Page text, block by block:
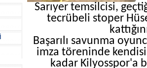
Sarıyer temsilcisi,
tecrübeli stoper
Başarılı savunma
imza töreninde
kadar Kilyosspor'a